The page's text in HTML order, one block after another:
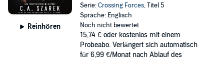
Reinhören
Serie:Crossing Forces, Titel 5
Sprache: Englisch
Noch nicht bewertet
15,74 € oder kostenlos mit einem
Probeabo. Verlängert sich automatisch
für 6,99 €/Monat nach Ablauf des